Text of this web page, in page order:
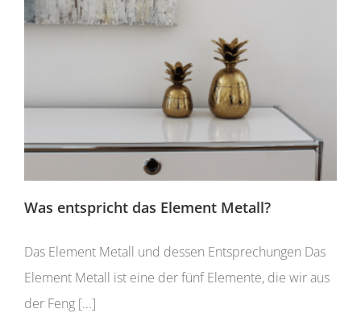
Was entspricht das Element Metall?
Das Element Metall und dessen Entsprechungen Das
Element Metall ist eine der fünf Elemente, die wir aus
der Feng [...]